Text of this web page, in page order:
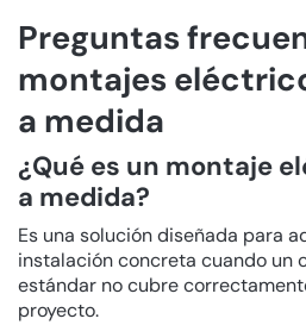
Preguntas
montajes
a medida
¿Qué es un montaje
a medida?
Es una solución diseñada para
instalación concreta cuando un
estándar no cubre
proyecto.